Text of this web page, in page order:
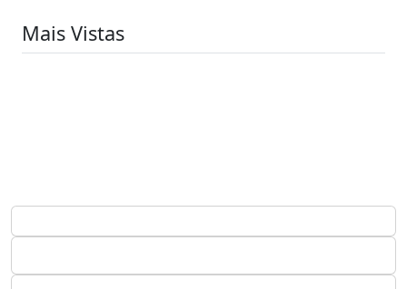
Mais Vistas